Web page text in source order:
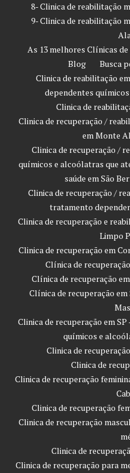
8- Clinica de reabilitação
9- Clinica de reabilitação
As 13 melhores Clínicas
Blog
Busca
Clinica de reabilitação
dependentes
Clinica de
Clinica de recuperação /
em Monte
Clinica de recuperação /
químicos e alcoólatras que
saúde em São
Clinica de recuperação /
tratamento
Clinica de recuperação e
Limpo
Clinica de recuperação em
Clínica de
Clínica de recuperação
Clínica de recuperação
Clinica de recuperação em
químicos e
Clinica de
Clinica de
Clinica de recuperação
Clinica de recuperação
Clinica de recuperação
Clinica de
Clinica de recuperação para